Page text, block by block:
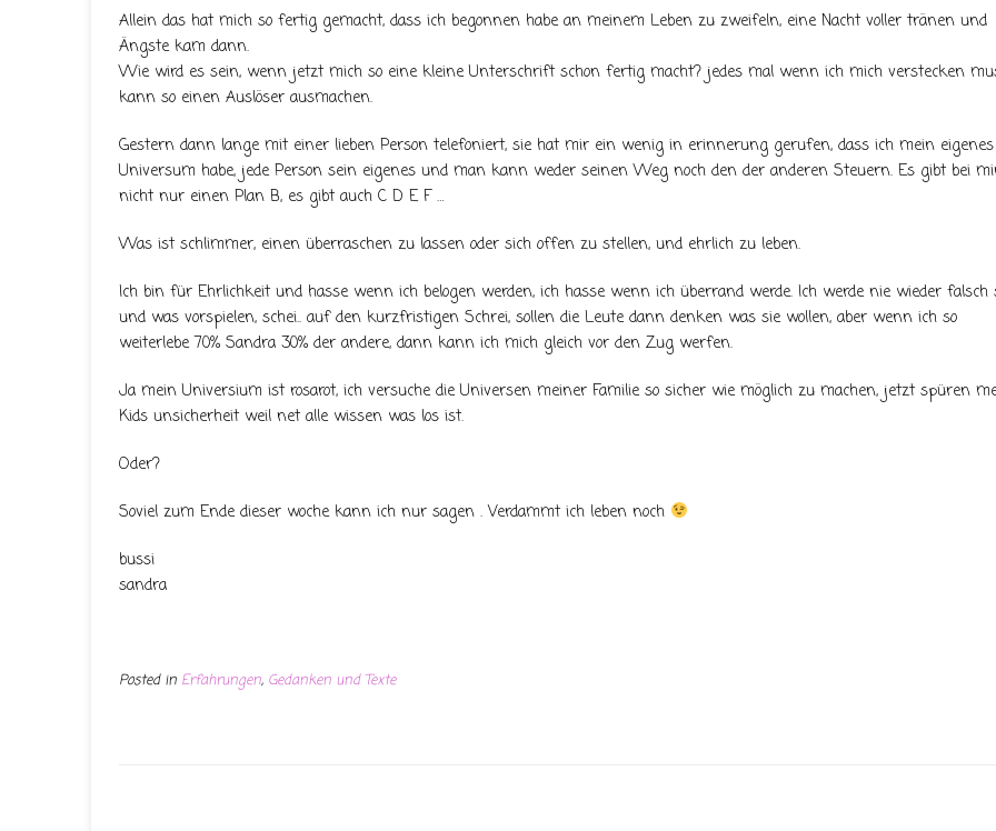
Allein das hat mich so fertig gemacht, dass ich begonnen habe an meinem Leben zu zweifeln, eine Nacht voller tränen und
Ängste kam dann.
Wie wird es sein, wenn jetzt mich so eine kleine Unterschrift schon fertig macht? jedes mal wenn ich mich verstecken
kann so einen Auslöser ausmachen.
Gestern dann lange mit einer lieben Person telefoniert, sie hat mir ein wenig in erinnerung gerufen, dass ich mein eigenes
Universum habe, jede Person sein eigenes und man kann weder seinen Weg noch den der anderen Steuern. Es gibt bei
nicht nur einen Plan B, es gibt auch C D E F …
Was ist schlimmer, einen überraschen zu lassen oder sich offen zu stellen, und ehrlich zu leben.
Ich bin für Ehrlichkeit und hasse wenn ich belogen werden, ich hasse wenn ich überrand werde. Ich werde nie wieder falsch
und was vorspielen, schei.. auf den kurzfristigen Schrei, sollen die Leute dann denken was sie wollen, aber wenn ich so
weiterlebe 70% Sandra 30% der andere, dann kann ich mich gleich vor den Zug werfen.
Ja mein Universium ist rosarot, ich versuche die Universen meiner Familie so sicher wie möglich zu machen, jetzt spüren
Kids unsicherheit weil net alle wissen was los ist.
Oder?
Soviel zum Ende dieser woche kann ich nur sagen . Verdammt ich leben noch
bussi
sandra
Posted in Erfahrungen, Gedanken und Texte